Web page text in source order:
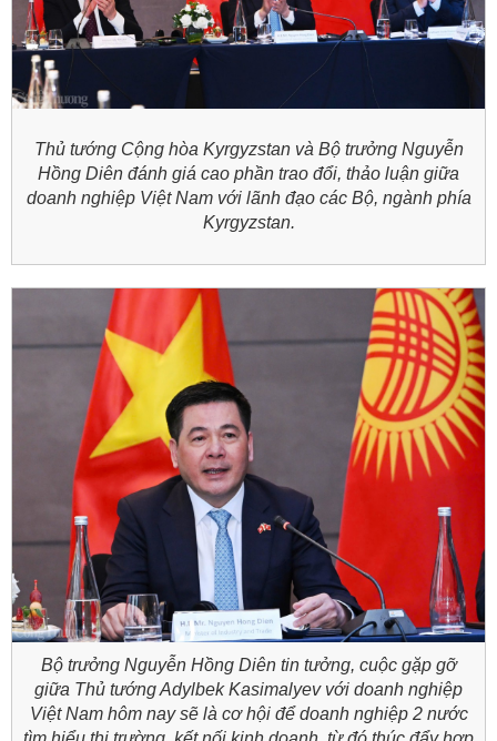
Thủ tướng Cộng hòa Kyrgyzstan và Bộ trưởng Nguyễn
Hồng Diên đánh giá cao phần trao đổi, thảo luận giữa
doanh nghiệp Việt Nam với lãnh đạo các Bộ, ngành phía
Kyrgyzstan.
Bộ trưởng Nguyễn Hồng Diên tin tưởng, cuộc gặp gỡ
giữa Thủ tướng Adylbek Kasimalyev với doanh nghiệp
Việt Nam hôm nay sẽ là cơ hội để doanh nghiệp 2 nước